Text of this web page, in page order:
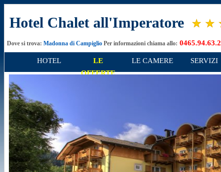
Hotel Chalet all'Imperatore
Dove si trova: Madonna di Campiglio Per informazioni chiama allo:
HOTEL
LE
OFFERTE
LE CAMERE SERVIZI